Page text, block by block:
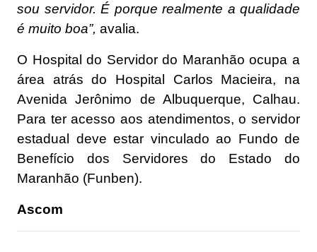
sou servidor. É porque realmente a qualidade
é muito boa”, avalia.
O Hospital do Servidor do Maranhão ocupa a
área atrás do Hospital Carlos Macieira, na
Avenida Jerônimo de Albuquerque, Calhau.
Para ter acesso aos atendimentos, o servidor
estadual deve estar vinculado ao Fundo de
Benefício dos Servidores do Estado do
Maranhão (Funben).
Ascom